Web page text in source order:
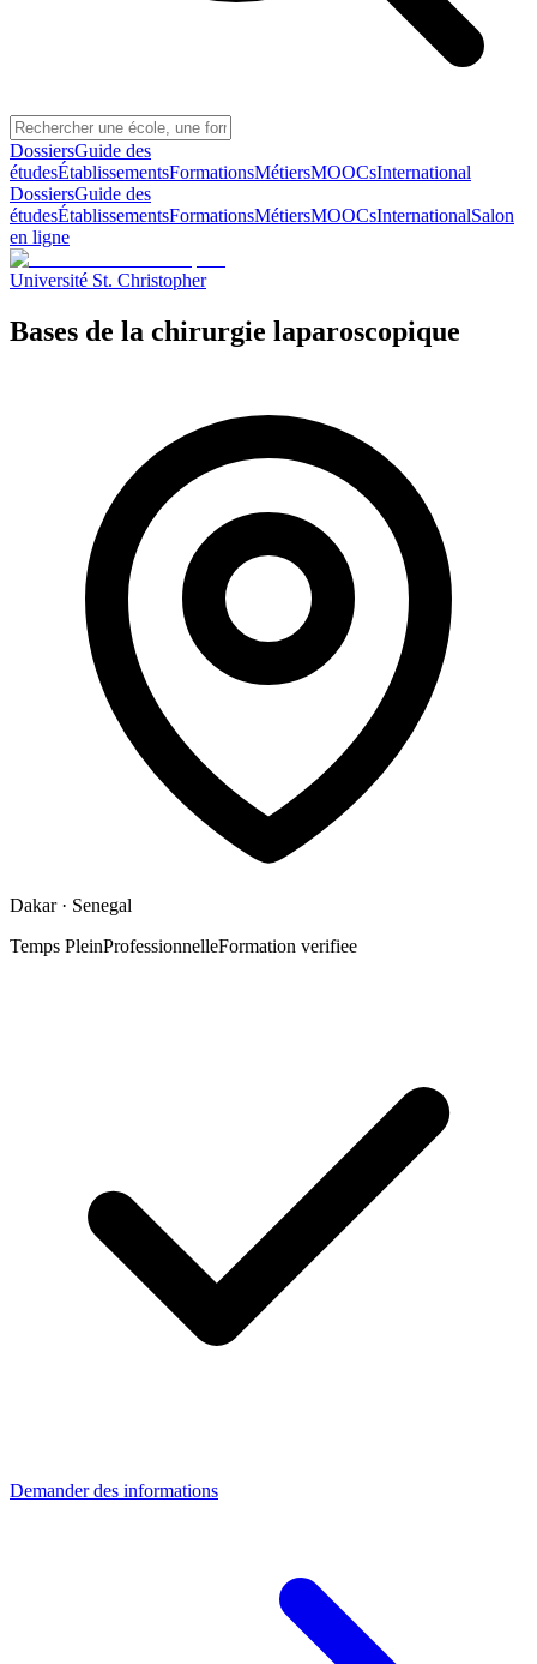
DossiersGuide des
étudesÉtablissementsFormationsMétiersMOOCsInternational
DossiersGuide des
étudesÉtablissementsFormationsMétiersMOOCsInternationalSalon
en ligne
Université St. Christopher
Bases de la chirurgie laparoscopique
Dakar· Senegal
Temps PleinProfessionnelleFormation verifiee
Demander des informations